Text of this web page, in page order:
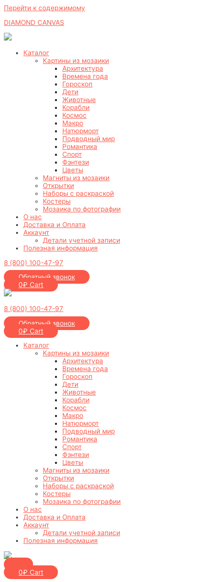
Перейти к содержимому
DIAMOND CANVAS
Каталог
Картины из мозаики
Архитектура
Времена года
Гороскоп
Дети
Животные
Корабли
Космос
Макро
Натюрморт
Подводный мир
Романтика
Спорт
Фэнтези
Цветы
Магниты из мозаики
Открытки
Наборы с раскраской
Костеры
Мозаика по фотографии
О нас
Доставка и Оплата
Аккаунт
Детали учетной записи
Полезная информация
8 (800) 100-47-97
Обратный звонок
0₽ Cart
8 (800) 100-47-97
Обратный звонок
0₽ Cart
Каталог
Картины из мозаики
Архитектура
Времена года
Гороскоп
Дети
Животные
Корабли
Космос
Макро
Натюрморт
Подводный мир
Романтика
Спорт
Фэнтези
Цветы
Магниты из мозаики
Открытки
Наборы с раскраской
Костеры
Мозаика по фотографии
О нас
Доставка и Оплата
Аккаунт
Детали учетной записи
Полезная информация
0₽ Cart